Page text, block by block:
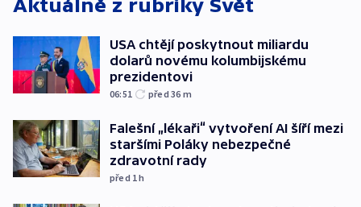
Aktuálně z rubriky Svět
USA chtějí poskytnout miliardu
dolarů novému kolumbijskému
prezidentovi
06:51 před 36 m
Falešní „lékaři“ vytvoření AI šíří mezi
staršími Poláky nebezpečné
zdravotní rady
před 1h